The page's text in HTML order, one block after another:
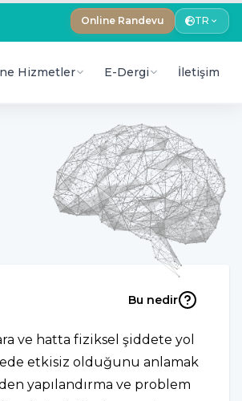
Online Randevu TR
Hizmetler E-Dergi İletişim
Bu nedir
ve hatta fiziksel şiddete yol
etkisiz olduğunu anlamak
yapılandırma ve problem